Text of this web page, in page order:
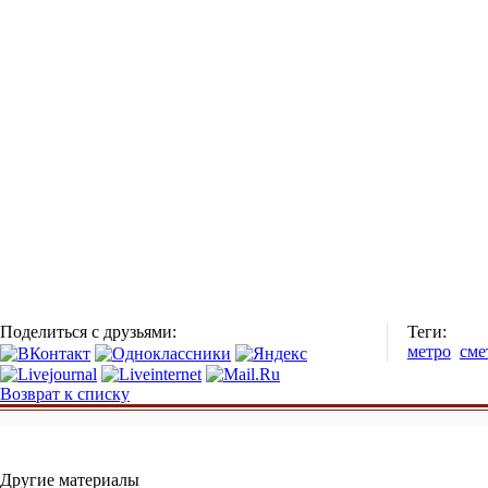
Поделиться с друзьями:
Теги:
метро
Возврат к списку
Другие материалы